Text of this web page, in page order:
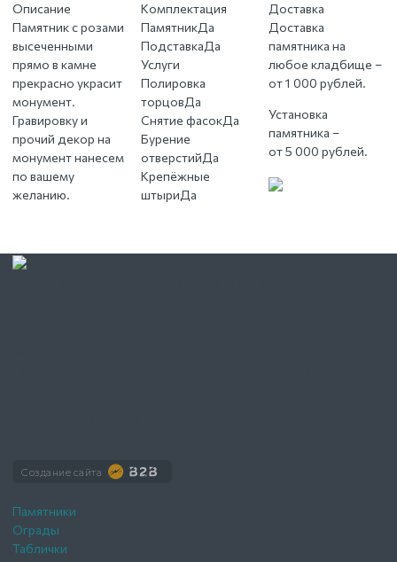
Описание
Памятник с розами
высеченными
прямо в камне
прекрасно украсит
монумент.
Гравировку и
прочий декор на
монумент нанесем
по вашему
желанию.
Комплектация
ПамятникДа
ПодставкаДа
Услуги
Полировка
торцовДа
Снятие фасокДа
Бурение
отверстийДа
Крепёжные
штыриДа
Доставка
Доставка
памятника на
любое кладбище –
от 1 000 рублей.
Установка
памятника –
от 5 000 рублей.
Создание сайта
Памятники
Ограды
Таблички